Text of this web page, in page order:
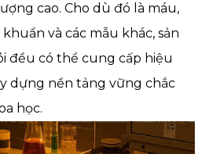
cao. Cho dù đó là máu,
và các mẫu khác, sản
đều có thể cung cấp hiệu
dựng nền tảng vững chắc
học.